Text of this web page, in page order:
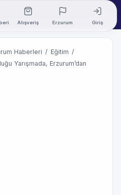
Alışveriş Erzurum Giriş
Haberleri / Eğitim /
Yarışmada, Erzurum’dan